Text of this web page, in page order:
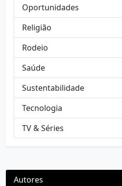
Oportunidades
Religião
Rodeio
Saúde
Sustentabilidade
Tecnologia
TV & Séries
Autores